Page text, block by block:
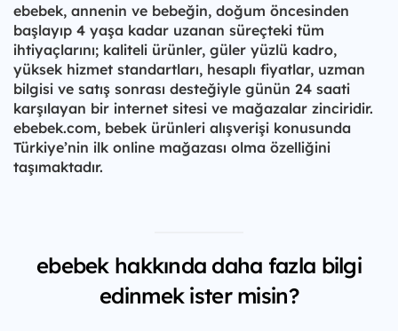
ebebek, annenin ve bebeğin, doğum öncesinden
başlayıp 4 yaşa kadar uzanan süreçteki tüm
ihtiyaçlarını; kaliteli ürünler, güler yüzlü kadro,
yüksek hizmet standartları, hesaplı fiyatlar, uzman
bilgisi ve satış sonrası desteğiyle günün 24 saati
karşılayan bir internet sitesi ve mağazalar zinciridir.
ebebek.com, bebek ürünleri alışverişi konusunda
Türkiye’nin ilk online mağazası olma özelliğini
taşımaktadır.
ebebek hakkında daha fazla bilgi
edinmek ister misin?